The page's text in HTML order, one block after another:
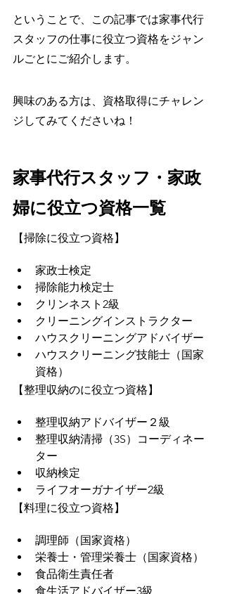
ということで、この記事では家事代行
スタッフの仕事に役立つ資格をジャン
ルごとにご紹介します。
興味のある方は、資格取得にチャレン
ジしてみてくださいね！
家事代行スタッフ・家政
婦に役立つ資格一覧
【掃除に役立つ資格】
家政士検定
掃除能力検定士
クリンネスト2級
クリーニングインストラクター
ハウスクリーニングアドバイザー
ハウスクリーニング技能士（国家
資格）
【整理収納のに役立つ資格】
整理収納アドバイザー２級
整理収納清掃（3S）コーディネー
ター
収納検定
ライフオーガナイザー2級
【料理に役立つ資格】
調理師（国家資格）
栄養士・管理栄養士（国家資格）
食品衛生責任者
食生活アドバイザー3級